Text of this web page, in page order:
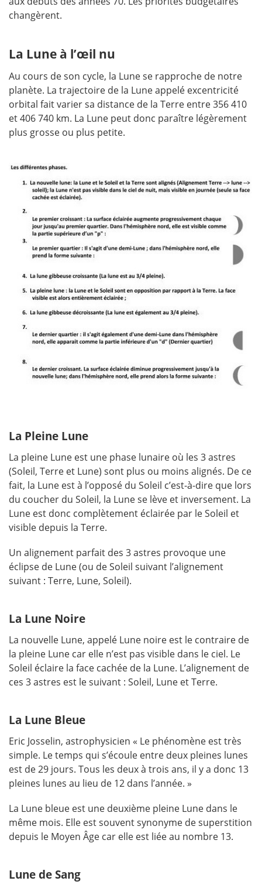
changèrent.
La Lune à l’œil nu
Au cours de son cycle, la Lune se rapproche de notre
planète. La trajectoire de la Lune appelé excentricité
orbital fait varier sa distance de la Terre entre 356 410
et 406 740 km. La Lune peut donc paraître légèrement
plus grosse ou plus petite.
La Pleine Lune
La pleine Lune est une phase lunaire où les 3 astres
(Soleil, Terre et Lune) sont plus ou moins alignés. De ce
fait, la Lune est à l’opposé du Soleil c’est-à-dire que lors
du coucher du Soleil, la Lune se lève et inversement. La
Lune est donc complètement éclairée par le Soleil et
visible depuis la Terre.
Un alignement parfait des 3 astres provoque une
éclipse de Lune (ou de Soleil suivant l’alignement
suivant : Terre, Lune, Soleil).
La Lune Noire
La nouvelle Lune, appelé Lune noire est le contraire de
la pleine Lune car elle n’est pas visible dans le ciel. Le
Soleil éclaire la face cachée de la Lune. L’alignement de
ces 3 astres est le suivant : Soleil, Lune et Terre.
La Lune Bleue
Eric Josselin, astrophysicien « Le phénomène est très
simple. Le temps qui s’écoule entre deux pleines lunes
est de 29 jours. Tous les deux à trois ans, il y a donc 13
pleines lunes au lieu de 12 dans l’année. »
La Lune bleue est une deuxième pleine Lune dans le
même mois. Elle est souvent synonyme de superstition
depuis le Moyen Âge car elle est liée au nombre 13.
Lune de Sang